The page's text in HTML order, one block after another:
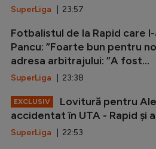
SuperLiga | 23:57
Fotbalistul de la Rapid care
Pancu: ”Foarte bun pentru
adresa arbitrajului: ”A fost...
SuperLiga | 23:38
EXCLUSIV
Lovitură pentru
accidentat în UTA - Rapid și
SuperLiga | 22:53